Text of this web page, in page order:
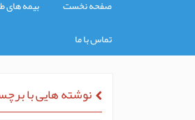
صفحه نخست بیمه های
تماس با ما
نوشته هایی با